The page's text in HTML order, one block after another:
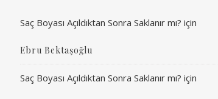
Saç Boyası Açıldıktan Sonra Saklanır mı? için
Ebru Bektaşoğlu
Saç Boyası Açıldıktan Sonra Saklanır mı? için